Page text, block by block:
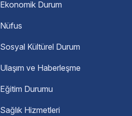
Ekonomik Durum
Nüfus
Sosyal Kültürel Durum
Ulaşım ve Haberleşme
Eğitim Durumu
Sağlık Hizmetleri